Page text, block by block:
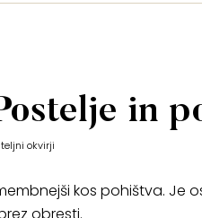
in
okvirji
kos pohištva. Je